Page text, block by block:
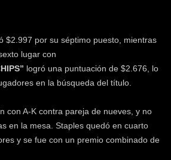
$2.997 por su séptimo puesto, mientras
lugar con
logró una puntuación de $2.676, lo
en la búsqueda del título.
con A-K contra pareja de nueves, y no
en la mesa. Staples quedó en cuarto
y se fue con un premio combinado de